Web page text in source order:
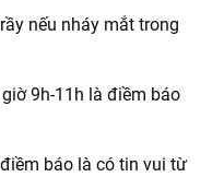
nếu nháy mắt trong
9h-11h là điềm báo
báo là có tin vui từ